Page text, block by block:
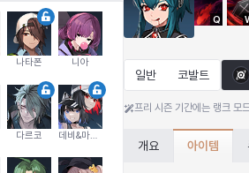
나타폰 니아
다르코
Q
일반 코발트
프리 시즌 기간에는 랭크 모
개요 아이템